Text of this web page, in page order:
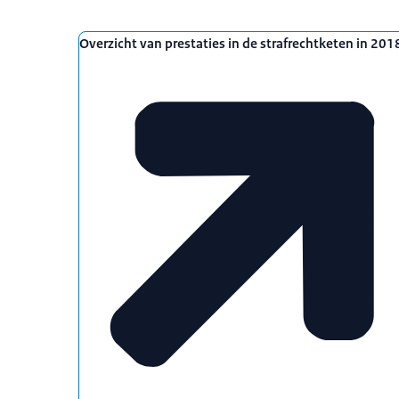
Overzicht van prestaties in de strafrechtketen in